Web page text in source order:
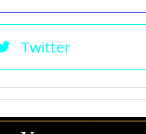
Twitter